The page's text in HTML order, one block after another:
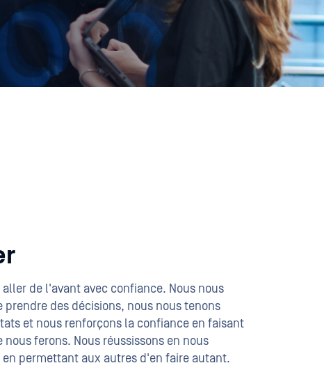
de l'avant avec confiance. Nous nous
prendre des décisions, nous nous tenons
et nous renforçons la confiance en faisant
nous ferons. Nous réussissons en nous
permettant aux autres d'en faire autant.